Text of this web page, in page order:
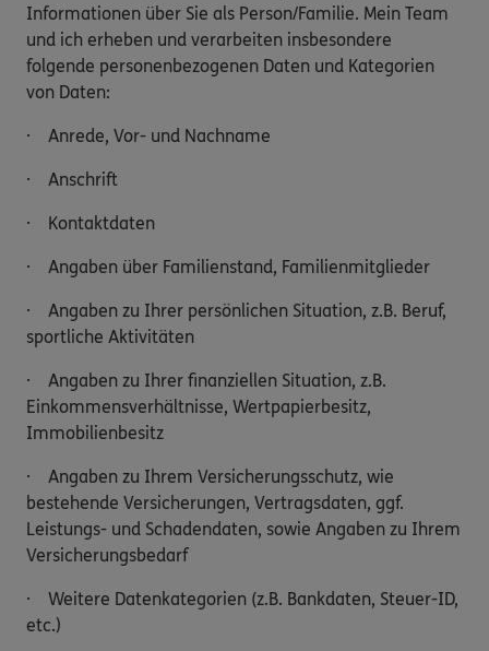
Informationen über Sie als Person/Familie. Mein Team
und ich erheben und verarbeiten insbesondere
folgende personenbezogenen Daten und Kategorien
von Daten:
· Anrede, Vor- und Nachname
· Anschrift
· Kontaktdaten
· Angaben über Familienstand, Familienmitglieder
· Angaben zu Ihrer persönlichen Situation, z.B. Beruf,
sportliche Aktivitäten
· Angaben zu Ihrer finanziellen Situation, z.B.
Einkommensverhältnisse, Wertpapierbesitz,
Immobilienbesitz
· Angaben zu Ihrem Versicherungsschutz, wie
bestehende Versicherungen, Vertragsdaten, ggf.
Leistungs- und Schadendaten, sowie Angaben zu Ihrem
Versicherungsbedarf
· Weitere Datenkategorien (z.B. Bankdaten, Steuer-ID,
etc.)